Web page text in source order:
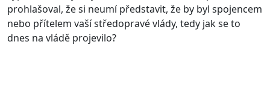
prohlašoval, že si neumí představit, že by byl spojencem
nebo přítelem vaší středopravé vlády, tedy jak se to
dnes na vládě projevilo?